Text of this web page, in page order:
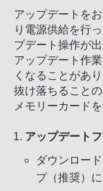
第４条 （本
本ソフトウェ
ソニーに帰属
ェアに関して
外の権利を有
ソニーは、使
第三者の損害
のとします。
アップデートを
り電源供給を行
プデート操作が出
アップデート作
くなることがあ
抜け落ちること
メモリーカード
アップデート
ダウンロー
プ（推奨）